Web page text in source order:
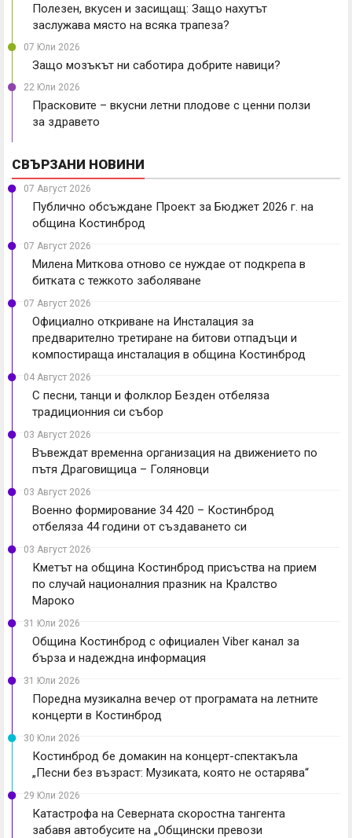
Полезен, вкусен и засищащ: Защо нахутът
заслужава място на всяка трапеза?
07 Юли 2026
Защо мозъкът ни саботира добрите навици?
22 Юли 2026
Прасковите – вкусни летни плодове с ценни ползи
за здравето
СВЪРЗАНИ НОВИНИ
07 Август 2026
Публично обсъждане Проект за Бюджет 2026 г. на
община Костинброд
07 Август 2026
Милена Миткова отново се нуждае от подкрепа в
битката с тежкото заболяване
07 Август 2026
Официално откриване на Инсталация за
предварително третиране на битови отпадъци и
компостираща инсталация в община Костинброд
04 Август 2026
С песни, танци и фолклор Безден отбеляза
традиционния си събор
03 Август 2026
Въвеждат временна организация на движението по
пътя Драговищица – Голяновци
03 Август 2026
Военно формирование 34 420 – Костинброд
отбеляза 44 години от създаването си
03 Август 2026
Кметът на община Костинброд присъства на прием
по случай националния празник на Кралство
Мароко
31 Юли 2026
Община Костинброд с официален Viber канал за
бърза и надеждна информация
31 Юли 2026
Поредна музикална вечер от програмата на летните
концерти в Костинброд
30 Юли 2026
Костинброд бе домакин на концерт-спектакъла
„Песни без възраст: Музиката, която не остарява“
29 Юли 2026
Катастрофа на Северната скоростна тангента
забавя автобусите на „Общински превози